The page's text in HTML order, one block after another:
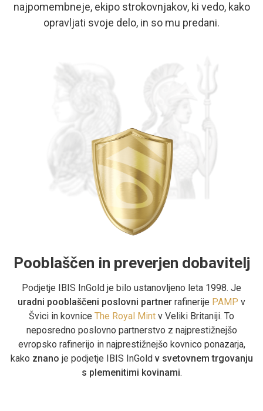
najpomembneje, ekipo strokovnjakov, ki vedo, kako
opravljati svoje delo, in so mu predani.
Pooblaščen in preverjen dobavitelj
Podjetje IBIS InGold je bilo ustanovljeno leta 1998. Je
uradni pooblaščeni poslovni partner rafinerije PAMP v
Švici in kovnice The Royal Mint v Veliki Britaniji. To
neposredno poslovno partnerstvo z najprestižnejšo
evropsko rafinerijo in najprestižnejšo kovnico ponazarja,
kako znano je podjetje IBIS InGold v svetovnem trgovanju
s plemenitimi kovinami.